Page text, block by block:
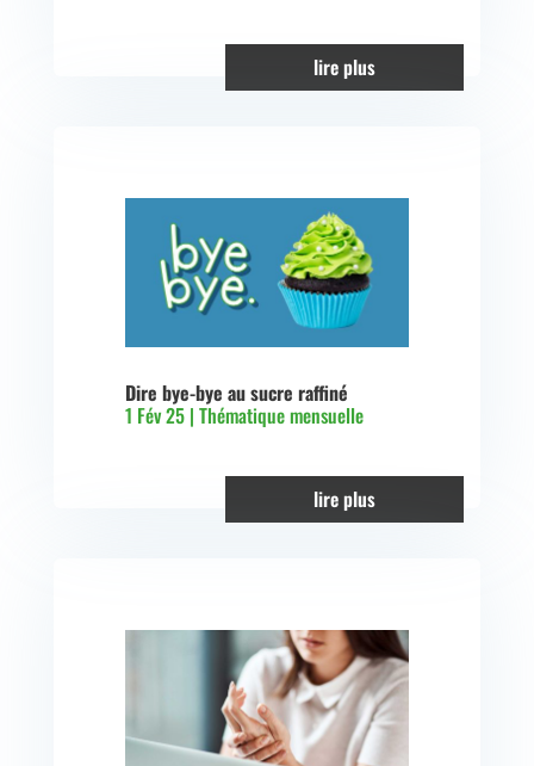
lire plus
Dire bye-bye au sucre raffiné
1 Fév 25| Thématique mensuelle
lire plus